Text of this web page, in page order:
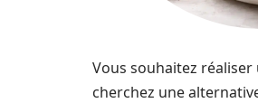
Vous souhaitez réaliser
cherchez une